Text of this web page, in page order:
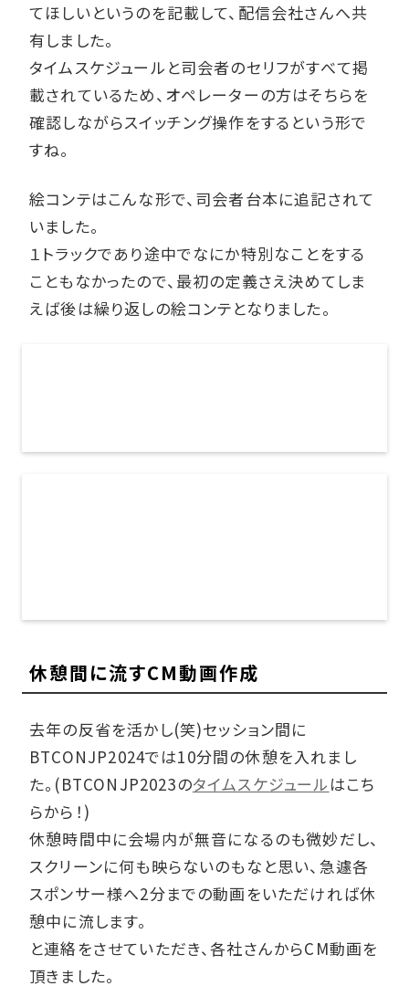
てほしいというのを記載して、配信会社さんへ共
有しました。
タイムスケジュールと司会者のセリフがすべて掲
載されているため、オペレーターの方はそちらを
確認しながらスイッチング操作をするという形で
すね。
絵コンテはこんな形で、司会者台本に追記されて
いました。
１トラックであり途中でなにか特別なことをする
こともなかったので、最初の定義さえ決めてしま
えば後は繰り返しの絵コンテとなりました。
休憩間に流すCM動画作成
去年の反省を活かし(笑)セッション間に
BTCONJP2024では10分間の休憩を入れまし
た。(BTCONJP2023のタイムスケジュール はこち
らから！)
休憩時間中に会場内が無音になるのも微妙だし、
スクリーンに何も映らないのもなと思い、急遽各
スポンサー様へ2分までの動画をいただければ休
憩中に流します。
と連絡をさせていただき、各社さんからCM動画を
頂きました。